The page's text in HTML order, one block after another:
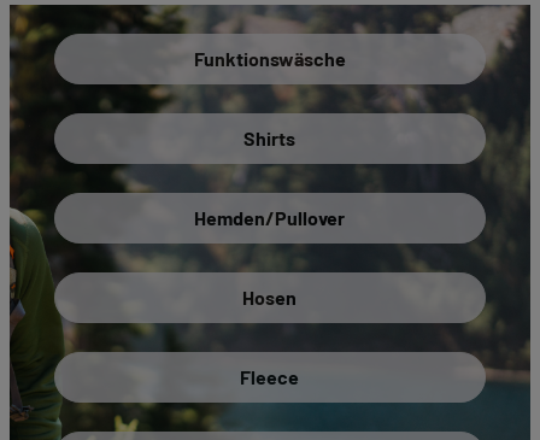
Funktionswäsche
Shirts
Hemden/Pullover
Hosen
Fleece